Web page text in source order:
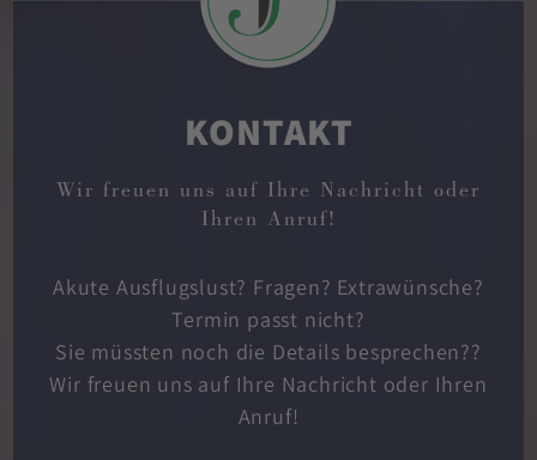
KONTAKT
Wir freuen uns auf Ihre Nachricht oder
Ihren Anruf!
Akute Ausflugslust? Fragen? Extrawünsche?
Termin passt nicht?
Sie müssten noch die Details besprechen??
Wir freuen uns auf Ihre Nachricht oder Ihren
Anruf!